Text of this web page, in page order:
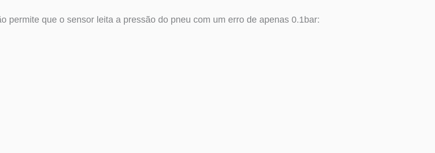
permite que o sensor leita a pressão do pneu com um erro de apenas 0.1bar: